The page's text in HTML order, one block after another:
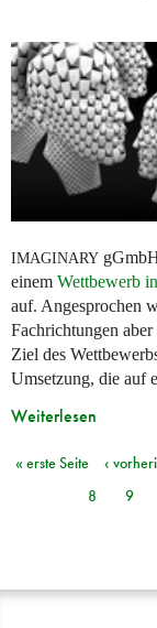
IMAGINARY
einem Wettbewerb
auf. Angesprochen
Fachrichtungen
Ziel des
Umsetzung, die auf
Weiterlesen
Seiten
« erste Seite ‹
8
9